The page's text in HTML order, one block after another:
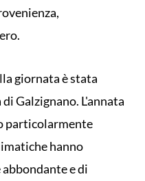
giornata è stata
Galzignano. L'annata
particolarmente
hanno
e di